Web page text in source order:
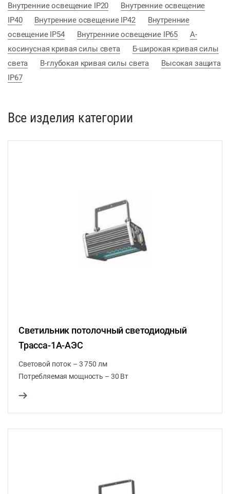
Внутренние освещение IP20
Внутренние освещение
IP40
Внутренние освещение IP42
Внутренние
освещение IP54
Внутренние освещение IP65
А-
косинусная кривая силы света
Б-широкая кривая силы
света
В-глубокая кривая силы света
Высокая защита
IP67
Все изделия категории
Светильник потолочный светодиодный
Трасса-1A-АЭС
Световой поток – 3 750 лм
Потребляемая мощность – 30 Вт